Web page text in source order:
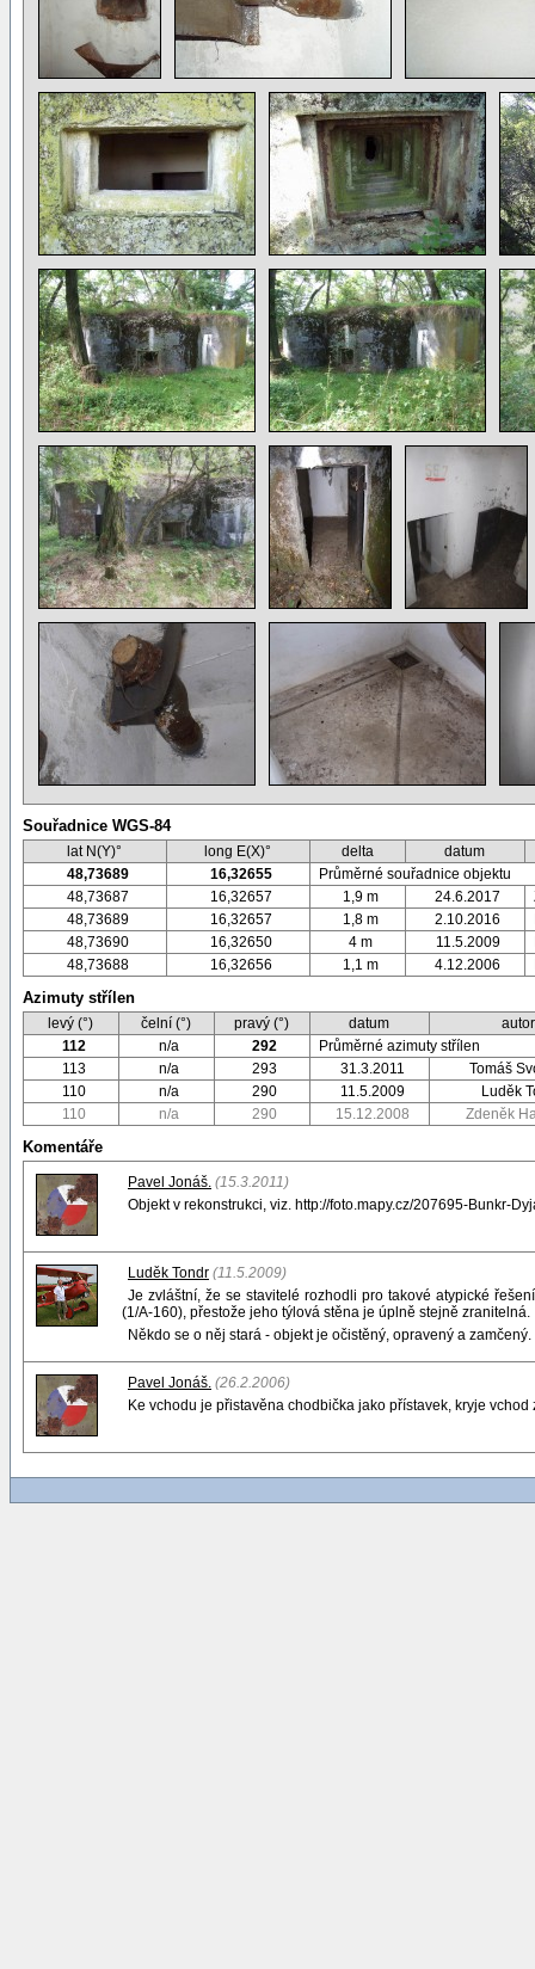
Souřadnice WGS-84
lat N(Y)° long E(X)° delta
datum
48,73689
16,32655
Průměrné souřadnice objektu
48,73687
16,32657 1,9 m 24.6.2017
48,73689
16,32657 1,8 m 2.10.2016
48,73690
16,32650 4 m 11.5.2009
48,73688
16,32656 1,1 m 4.12.2006
Azimuty střílen
levý (°) čelní (°) pravý (°) datum
autor
112
n/a 292
Průměrné azimuty střílen
113
n/a 293 31.3.2011
Tomáš
110
n/a 290 11.5.2009
Luděk
110
n/a 290 15.12.2008 Zdeněk
Komentáře
Pavel Jonáš. (15.3.2011)
Objekt v rekonstrukci, viz. http://foto.mapy.cz/207695-Bunkr-
Luděk Tondr (11.5.2009)
Je zvláštní, že se stavitelé rozhodli pro takové atypické
(1/A-160), přestože jeho týlová stěna je úplně stejně zranitelná.
Někdo se o něj stará - objekt je očistěný, opravený a zamčený.
Pavel Jonáš. (26.2.2006)
Ke vchodu je přistavěna chodbička jako přístavek, kryje